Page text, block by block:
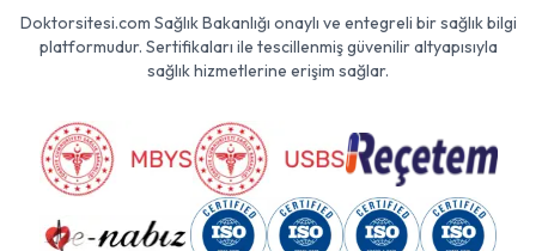
Doktorsitesi.com Sağlık Bakanlığı onaylı ve entegreli bir sağlık bilgi
platformudur. Sertifikaları ile tescillenmiş güvenilir altyapısıyla
sağlık hizmetlerine erişim sağlar.